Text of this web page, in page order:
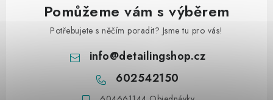
Pomůžeme vám s výběrem
Potřebujete s něčím poradit? Jsme tu pro vás!
info@detailingshop.cz
602542150